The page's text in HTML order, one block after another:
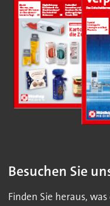
Besuchen Sie
Finden Sie heraus,